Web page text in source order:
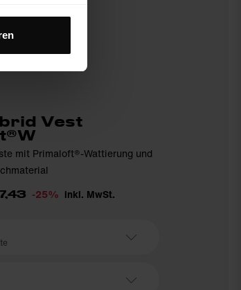
Vest
mit Primaloft®-Wattierung und
-25% inkl. MwSt.